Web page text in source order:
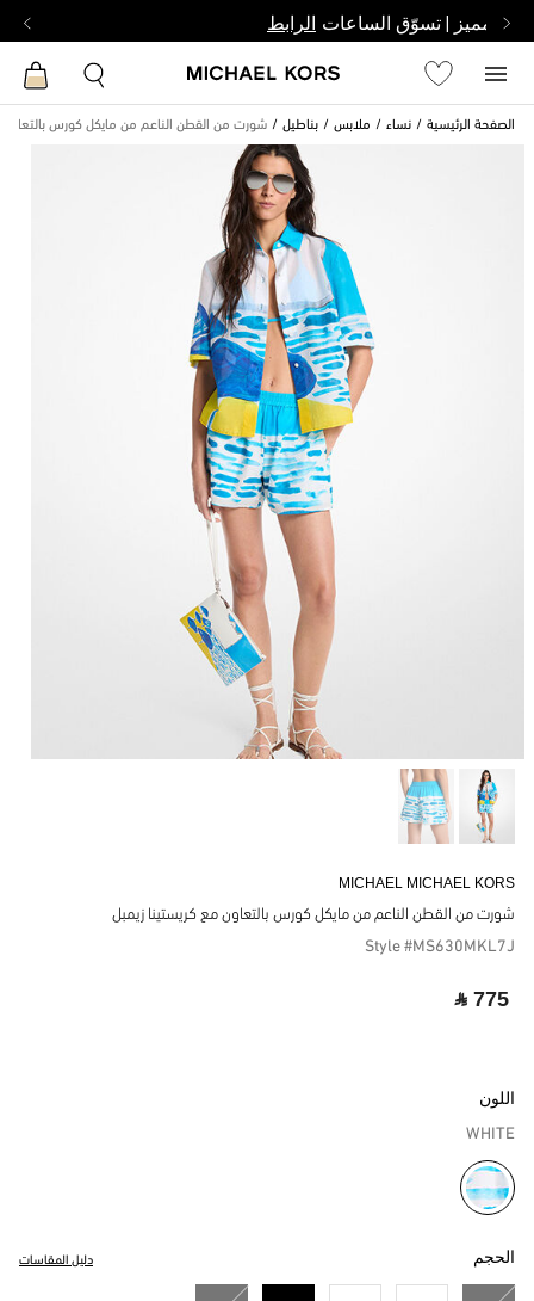
مميز | تسوّق الساعات الرابط
الصفحة الرئيسية نساء ملابس بناطيل شورت من القطن الناعم من مايكل كورس بالتعاون
MICHAEL MICHAEL KORS
شورت من القطن الناعم من مايكل كورس بالتعاون مع كريستينا زيمبل
Style #MS630MKL7J
‎ ⃁ 775 ‎
اللون
WHITE
مختار
الحجم دليل المقاسات